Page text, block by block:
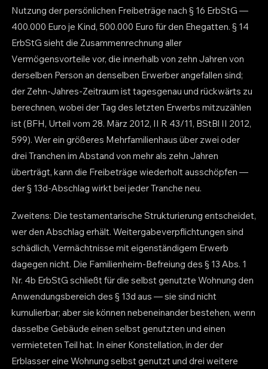
Nutzung der persönlichen Freibeträge nach § 16 ErbStG —
400.000 Euro je Kind, 500.000 Euro für den Ehegatten. § 14
ErbStG sieht die Zusammenrechnung aller
Vermögensvorteile vor, die innerhalb von zehn Jahren von
derselben Person an denselben Erwerber angefallen sind;
der Zehn-Jahres-Zeitraum ist tagesgenau und rückwärts zu
berechnen, wobei der Tag des letzten Erwerbs mitzuzählen
ist (BFH, Urteil vom 28. März 2012, II R 43/11, BStBl II 2012,
599). Wer ein größeres Mehrfamilienhaus über zwei oder
drei Tranchen im Abstand von mehr als zehn Jahren
überträgt, kann die Freibeträge wiederholt ausschöpfen —
der § 13d-Abschlag wirkt bei jeder Tranche neu.
Zweitens: Die testamentarische Strukturierung entscheidet,
wer den Abschlag erhält. Weitergabeverpflichtungen sind
schädlich, Vermächtnisse mit eigenständigem Erwerb
dagegen nicht. Die Familienheim-Befreiung des § 13 Abs. 1
Nr. 4b ErbStG schließt für die selbst genutzte Wohnung den
Anwendungsbereich des § 13d aus — sie sind nicht
kumulierbar; aber sie können nebeneinander bestehen, wenn
dasselbe Gebäude einen selbst genutzten und einen
vermieteten Teil hat. In einer Konstellation, in der der
Erblasser eine Wohnung selbst genutzt und drei weitere